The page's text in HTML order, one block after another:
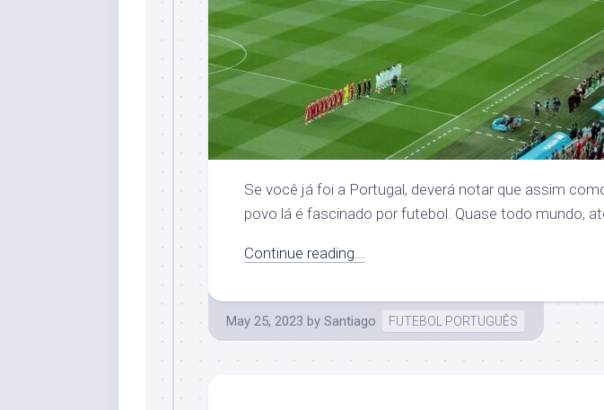
Se você já foi a Portugal, deverá notar que assim
povo lá é fascinado por futebol. Quase todo mundo,
Continue reading...
May 25, 2023 by Santiago FUTEBOL PORTUGUÊS